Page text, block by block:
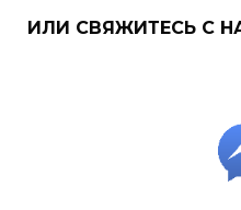
ИЛИ СВЯЖИТЕСЬ С